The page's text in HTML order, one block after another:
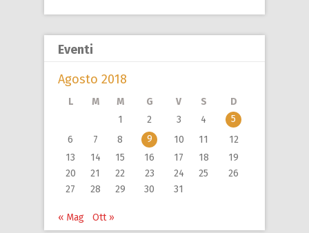
Eventi
Agosto 2018
L M M G V S
D
1
2 3 4
5
6
7 8 9 10 11
12
13
14 15 16 17 18
19
20
21 22 23 24 25
26
27
28 29 30 31
« Mag Ott »